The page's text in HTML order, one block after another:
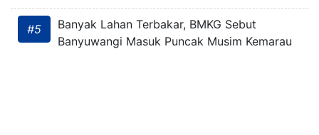
#5
Banyak Lahan Terbakar, BMKG Sebut
Banyuwangi Masuk Puncak Musim Kemarau